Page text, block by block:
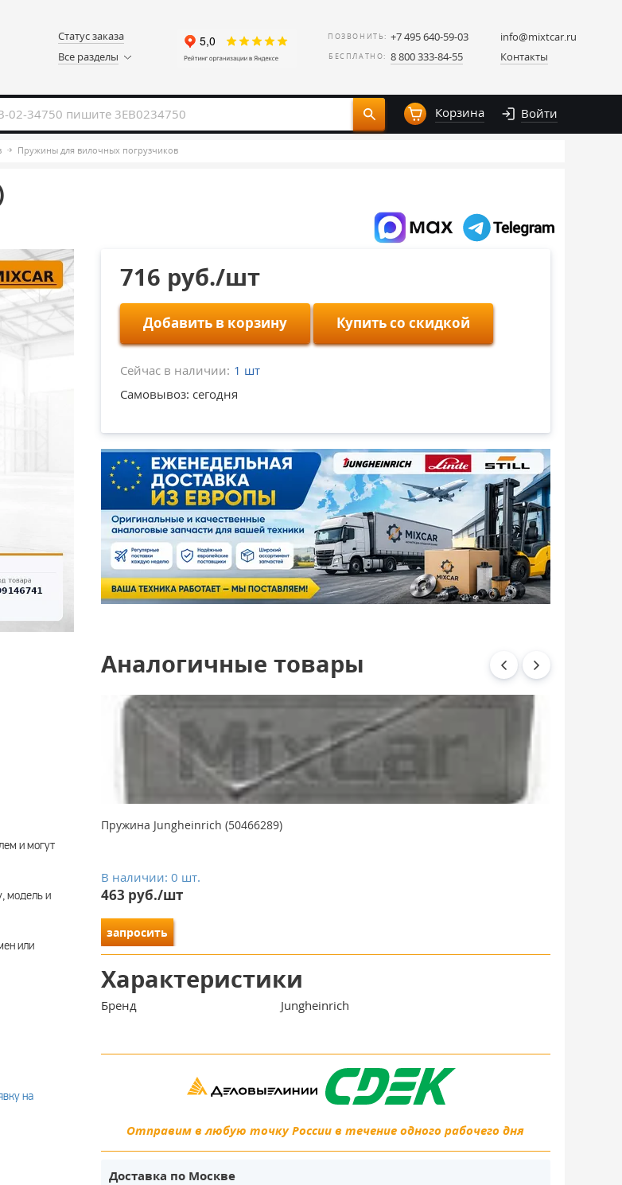
Статус заказа
Все разделы
ПОЗВОНИТЬ: +7 495 640-59-03
БЕСПЛАТНО: 8 800 333-84-55
info@mixtcar.ru
Контакты
Корзина Войти
Пружины для вилочных погрузчиков
и могут
модель и
или
на
716 руб./шт
Добавить в корзину Купить со скидкой
Сейчас в наличии: 1 шт
Самовывоз: сегодня
Аналогичные товары
Пружина Jungheinrich (50466289)
В наличии: 0 шт.
463 руб./шт
запросить
Характеристики
Бренд Jungheinrich
Отправим в любую точку России в течение одного рабочего дня
Доставка по Москве